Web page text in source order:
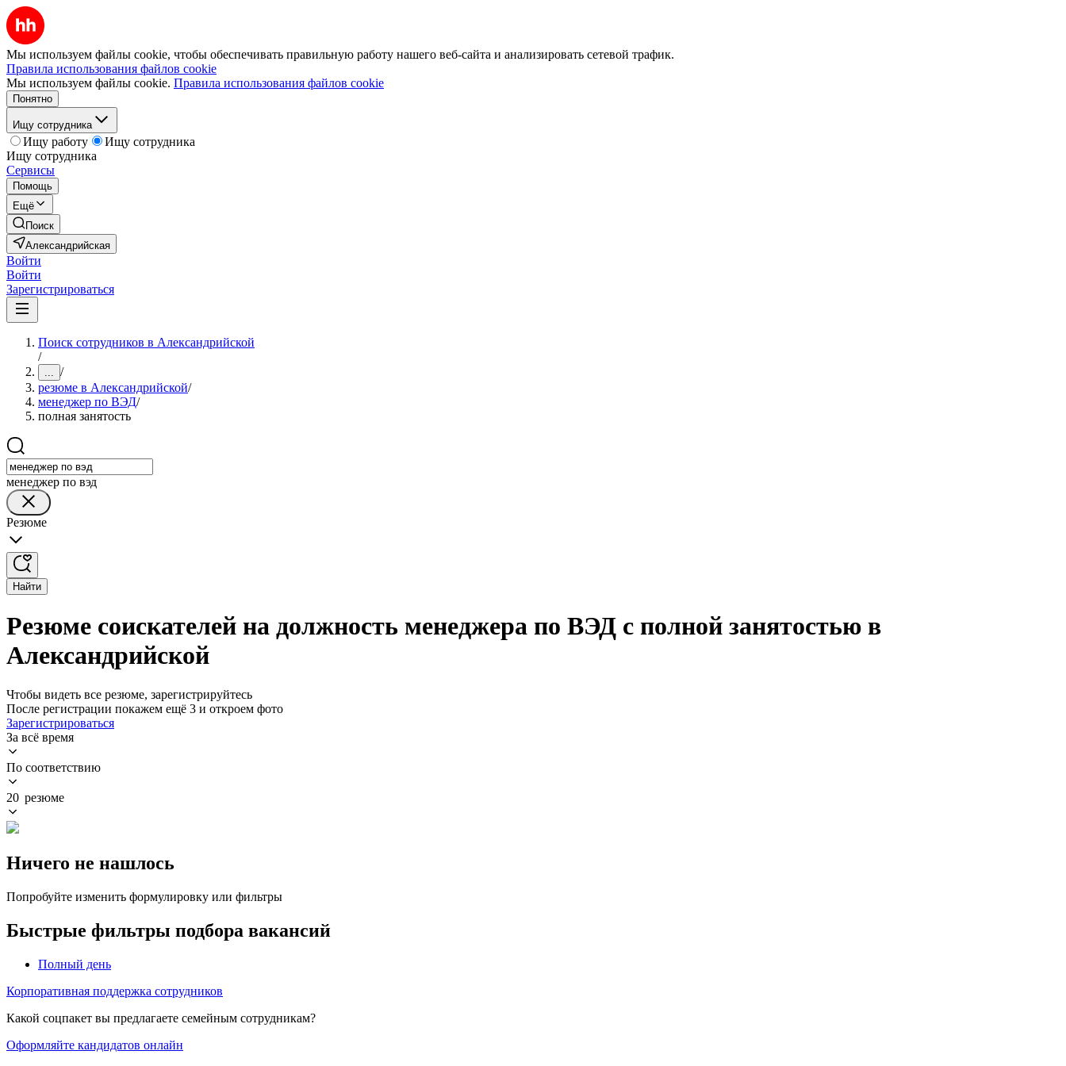
Мы используем файлы cookie, чтобы обеспечивать правильную работу нашего веб-сайта и анализировать сетевой трафик.
Правила использования файлов cookie
Мы используем файлы cookie. Правила использования файлов cookie
Понятно
Ищу сотрудника
Ищу работу
Ищу сотрудника
Ищу сотрудника
Сервисы
Помощь
Ещё
Поиск
Александрийская
Войти
Войти
Зарегистрироваться
Поиск сотрудников в Александрийской
/
... /
резюме в Александрийской/
менеджер по ВЭД/
полная занятость
менеджер по вэд
Резюме
Найти
Резюме соискателей на должность менеджера по ВЭД с полной занятостью в
Александрийской
Чтобы видеть все резюме, зарегистрируйтесь
После регистрации покажем ещё 3 и откроем фото
Зарегистрироваться
За всё время
По соответствию
20 резюме
Ничего не нашлось
Попробуйте изменить формулировку или фильтры
Быстрые фильтры подбора вакансий
Полный день
Корпоративная поддержка сотрудников
Какой соцпакет вы предлагаете семейным сотрудникам?
Оформляйте кандидатов онлайн